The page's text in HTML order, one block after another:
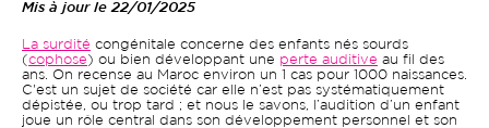
Mis à jour le 22/01/2025
La surdité congénitale concerne des enfants nés sourds
(cophose ) ou bien développant une perte auditive au fil des
ans. On recense au Maroc environ un 1 cas pour 1000 naissances.
C'est un sujet de société car elle n’est pas systématiquement
dépistée, ou trop tard ; et nous le savons, l’audition d’un enfant
joue un rôle central dans son développement personnel et son